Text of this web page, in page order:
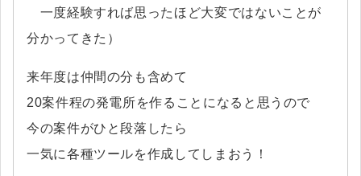
一度経験すれば思ったほど大変ではないことが
分かってきた）
来年度は仲間の分も含めて
20案件程の発電所を作ることになると思うので
今の案件がひと段落したら
一気に各種ツールを作成してしまおう！